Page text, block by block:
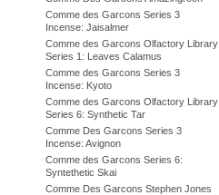
Comme des Garcons Series 3
Incense: Jaisalmer
Comme des Garcons Olfactory Library
Series 1: Leaves Calamus
Comme des Garcons Series 3
Incense: Kyoto
Comme des Garcons Olfactory Library
Series 6: Synthetic Tar
Comme Des Garcons Series 3
Incense: Avignon
Comme des Garcons Series 6:
Syntethetic Skai
Comme Des Garcons Stephen Jones